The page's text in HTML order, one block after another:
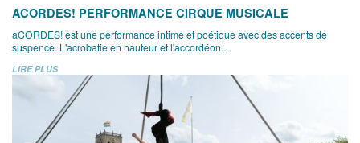
ACORDES! PERFORMANCE CIRQUE MUSICALE
aCORDES! est une performance intime et poétique avec des accents de
suspence. L'acrobatie en hauteur et l'accordéon...
LIRE PLUS